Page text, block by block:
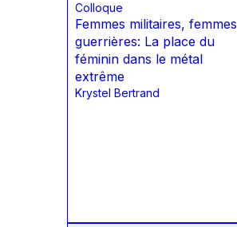
Colloque
Femmes militaires, femmes
guerrières: La place du
féminin dans le métal
extrême
Krystel Bertrand